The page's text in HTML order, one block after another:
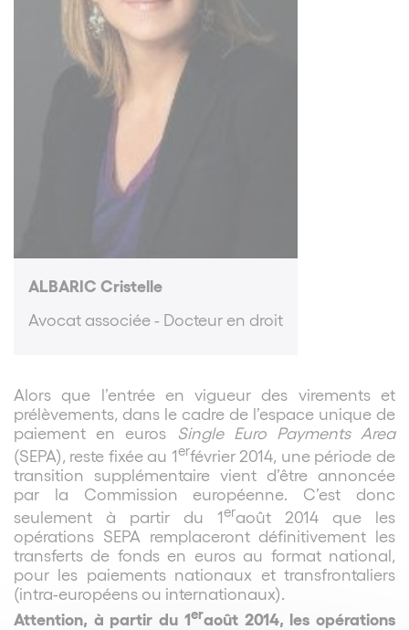
ALBARIC Cristelle
Avocat associée - Docteur en droit
Alors que l’entrée en vigueur des virements et
prélèvements, dans le cadre de l’espace unique de
paiement en euros
Single Euro Payments Area
(SEPA), reste fixée au 1erfévrier 2014, une période de
transition supplémentaire vient d’être annoncée
par la Commission européenne. C’est donc
seulement à partir du 1eraoût 2014 que les
opérations SEPA remplaceront définitivement les
transferts de fonds en euros au format national,
pour les paiements nationaux et transfrontaliers
(intra-européens ou internationaux).
Attention, à partir du 1eraoût 2014, les opérations